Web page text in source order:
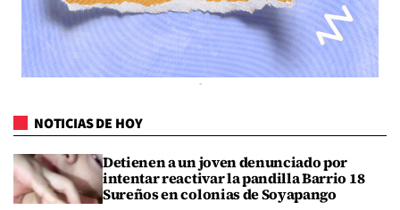
NOTICIAS DE HOY
Detienen a un joven denunciado por
intentar reactivar la pandilla Barrio 18
Sureños en colonias de Soyapango